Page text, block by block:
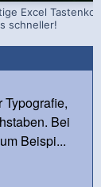
Excel
schneller!
Bei
Beispi...